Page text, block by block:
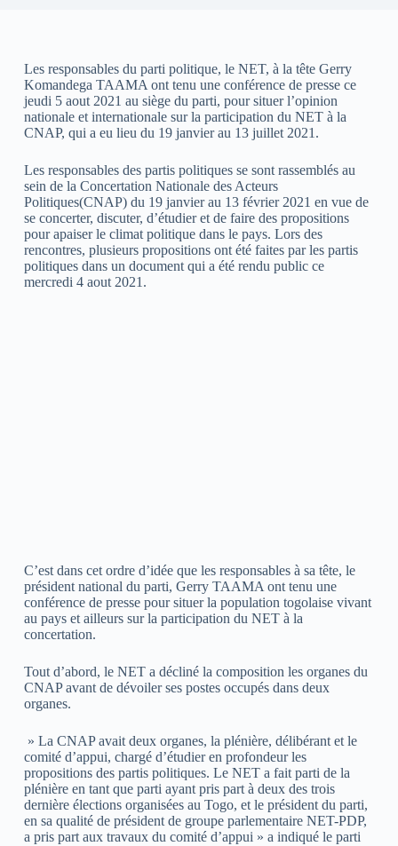
Les responsables du parti politique, le NET, à la tête Gerry
Komandega TAAMA ont tenu une conférence de presse ce
jeudi 5 aout 2021 au siège du parti, pour situer l’opinion
nationale et internationale sur la participation du NET à la
CNAP, qui a eu lieu du 19 janvier au 13 juillet 2021.
Les responsables des partis politiques se sont rassemblés au
sein de la Concertation Nationale des Acteurs
Politiques(CNAP) du 19 janvier au 13 février 2021 en vue de
se concerter, discuter, d’étudier et de faire des propositions
pour apaiser le climat politique dans le pays. Lors des
rencontres, plusieurs propositions ont été faites par les partis
politiques dans un document qui a été rendu public ce
mercredi 4 aout 2021.
C’est dans cet ordre d’idée que les responsables à sa tête, le
président national du parti, Gerry TAAMA ont tenu une
conférence de presse pour situer la population togolaise vivant
au pays et ailleurs sur la participation du NET à la
concertation.
Tout d’abord, le NET a décliné la composition les organes du
CNAP avant de dévoiler ses postes occupés dans deux
organes.
» La CNAP avait deux organes, la plénière, délibérant et le
comité d’appui, chargé d’étudier en profondeur les
propositions des partis politiques. Le NET a fait parti de la
plénière en tant que parti ayant pris part à deux des trois
dernière élections organisées au Togo, et le président du parti,
en sa qualité de président de groupe parlementaire NET-PDP,
a pris part aux travaux du comité d’appui » a indiqué le parti